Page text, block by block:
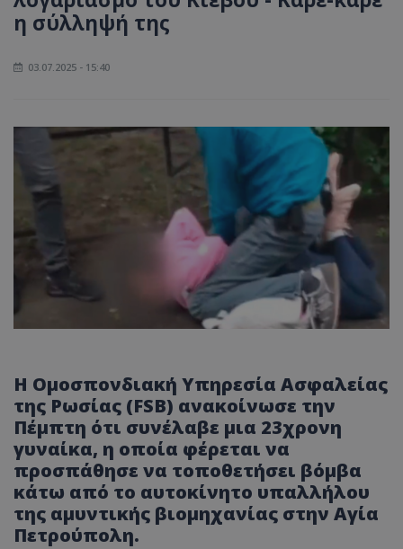
η σύλληψή της
03.07.2025 - 15:40
Η Ομοσπονδιακή Υπηρεσία Ασφαλείας
της Ρωσίας (FSB) ανακοίνωσε την
Πέμπτη ότι συνέλαβε μια 23χρονη
γυναίκα, η οποία φέρεται να
προσπάθησε να τοποθετήσει βόμβα
κάτω από το αυτοκίνητο υπαλλήλου
της αμυντικής βιομηχανίας στην Αγία
Πετρούπολη.